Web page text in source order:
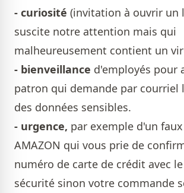
- curiosité (invitation à ouvrir un
suscite notre attention mais qui
malheureusement contient un
- bienveillance d'employés pour
patron qui demande par courriel
des données sensibles.
- urgence, par exemple d'un
AMAZON qui vous prie de
numéro de carte de crédit avec
sécurité sinon votre commande